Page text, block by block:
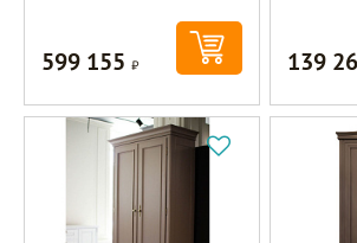
599 155Р 139